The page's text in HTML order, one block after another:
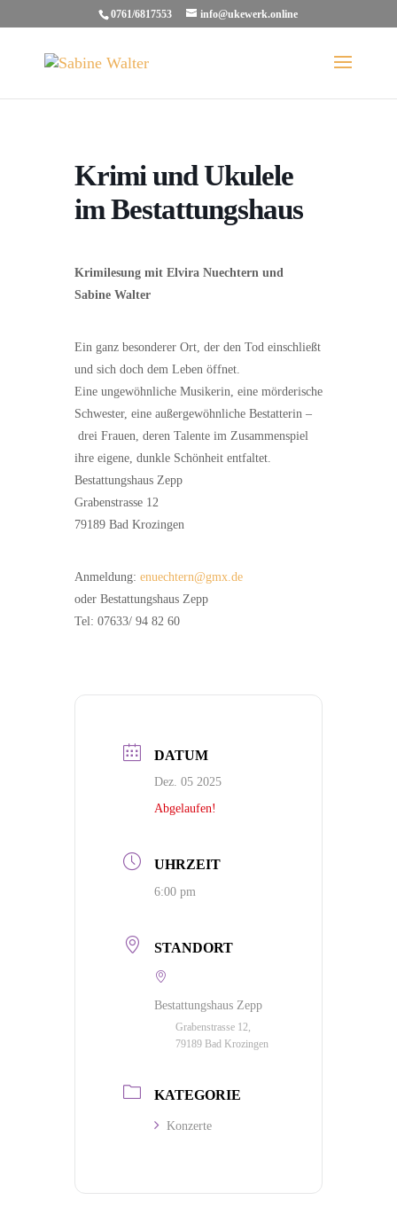
0761/6817553 info@ukewerk.online
Krimi und Ukulele
im Bestattungshaus
Krimilesung mit Elvira Nuechtern und
Sabine Walter
Ein ganz besonderer Ort, der den Tod einschließt
und sich doch dem Leben öffnet.
Eine ungewöhnliche Musikerin, eine mörderische
Schwester, eine außergewöhnliche Bestatterin –
drei Frauen, deren Talente im Zusammenspiel
ihre eigene, dunkle Schönheit entfaltet.
Bestattungshaus Zepp
Grabenstrasse 12
79189 Bad Krozingen
Anmeldung: enuechtern@gmx.de
oder Bestattungshaus Zepp
Tel: 07633/ 94 82 60
DATUM
Dez. 05 2025
Abgelaufen!
UHRZEIT
6:00 pm
STANDORT
Bestattungshaus Zepp
Grabenstrasse 12,
79189 Bad Krozingen
KATEGORIE
Konzerte